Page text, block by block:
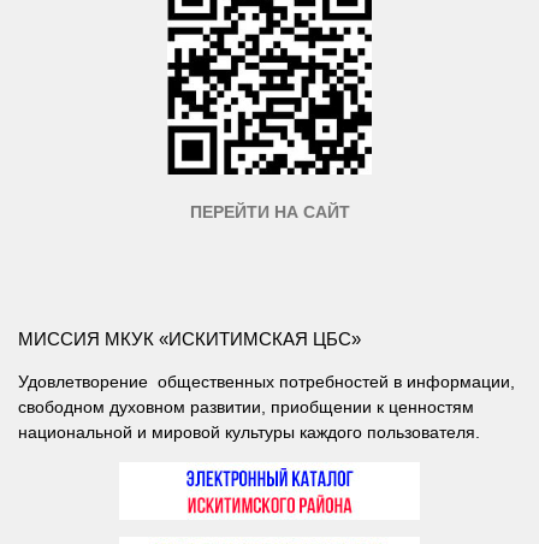
ПЕРЕЙТИ НА САЙТ
МИССИЯ МКУК «ИСКИТИМСКАЯ ЦБС»
Удовлетворение общественных потребностей в информации,
свободном духовном развитии, приобщении к ценностям
национальной и мировой культуры каждого пользователя.